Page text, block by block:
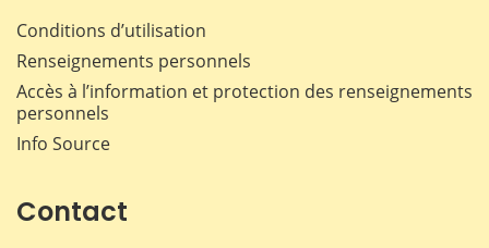
Conditions d’utilisation
Renseignements personnels
Accès à l’information et protection des renseignements
personnels
Info Source
Contact